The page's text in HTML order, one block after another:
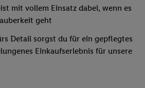
mit vollem Einsatz dabei, wenn es
geht
Detail sorgst du für ein gepflegtes
Einkaufserlebnis für unsere